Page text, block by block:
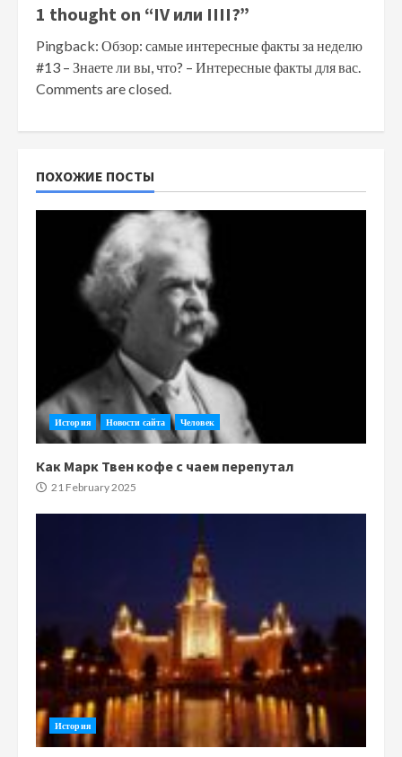
1 thought on “IV или IIII?”
Pingback: Обзор: самые интересные факты за неделю
#13 – Знаете ли вы, что? – Интересные факты для вас.
Comments are closed.
ПОХОЖИЕ ПОСТЫ
История Новости сайта Человек
Как Марк Твен кофе с чаем перепутал
21 February 2025
История